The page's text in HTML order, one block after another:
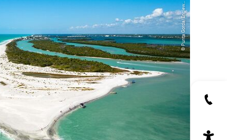
© Punta Gorda/Englew...